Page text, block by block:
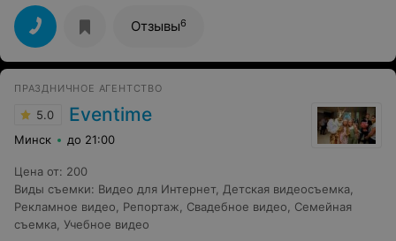
они неизбитые и не банальные), Музыка современная,
каверы отличные. В последние 2 раза брали
заказывали технофан -рекомендуем на 100% -зайдет
для любой компании!
Отзывы6
ПРАЗДНИЧНОЕ АГЕНТСТВО
5.0 Eventime
Минск до 21:00
Цена от: 200
Виды съемки: Видео для Интернет, Детская видеосъемка
Рекламное видео
Репортаж Свадебное видео
Семейная
съемка Учебное видео